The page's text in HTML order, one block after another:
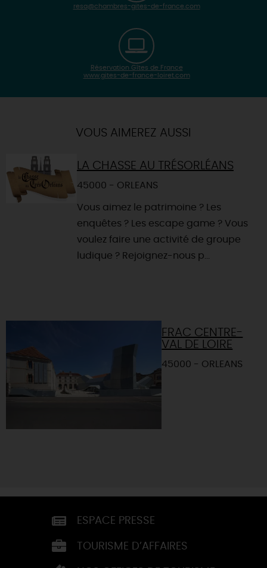
resa@chambres-gites-de-france.com
Réservation Gîtes de France
www.gites-de-france-loiret.com
VOUS AIMEREZ AUSSI
LA CHASSE AU TRÉSORLÉANS
45000 - ORLEANS
Vous aimez le patrimoine ? Les
enquêtes ? Les escape game ? Vous
voulez faire une activité de groupe
ludique ? Rejoignez-nous p...
FRAC CENTRE-
VAL DE LOIRE
45000 - ORLEANS
ESPACE PRESSE
TOURISME D’AFFAIRES